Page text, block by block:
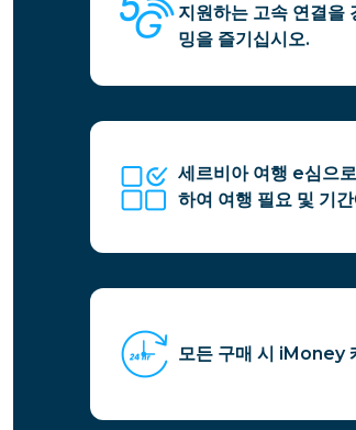
지원하는 고속 연결을
밍을 즐기십시오.
세르비아 여행 e심으
하여 여행 필요 및 기
모든 구매 시 iMoney